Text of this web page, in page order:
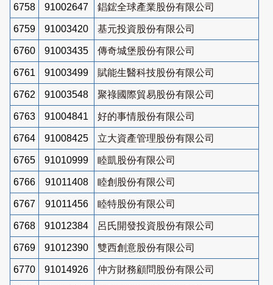
6758 91002647 錩鋐全球產業股份有限公司
6759 91003420 基元投資股份有限公司
6760 91003435 傳奇城堡股份有限公司
6761 91003499 賦能生醫科技股份有限公司
6762 91003548 聚祿國際貿易股份有限公司
6763 91004841 好的事情股份有限公司
6764 91008425 立大資產管理股份有限公司
6765 91010999 睦凱股份有限公司
6766 91011408 睦創股份有限公司
6767 91011456 睦特股份有限公司
6768 91012384 呂氏開發投資股份有限公司
6769 91012390 雙西創意股份有限公司
6770 91014926 仲方財務顧問股份有限公司